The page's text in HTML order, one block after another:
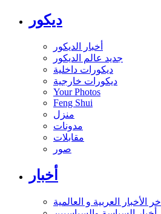
ديكور
أخبار الديكور
جديد عالم الديكور
ديكورات داخلية
ديكورات خارجية
Your Photos
Feng Shui
منزل
مدونات
مقابلات
صور
أخبار
أخر الأخبار العربية و العالمية